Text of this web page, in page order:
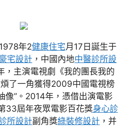
年2健康住宅月17日誕生于
宅設計 ，中國內地中醫診所設
，主演電視劇《我的團長我的
了一角獲得2009中國電視榜
像”。2014年，憑借出演電影
33屆年夜眾電影百花獎身心診
所設計副角獎綠裝修設計 ，并